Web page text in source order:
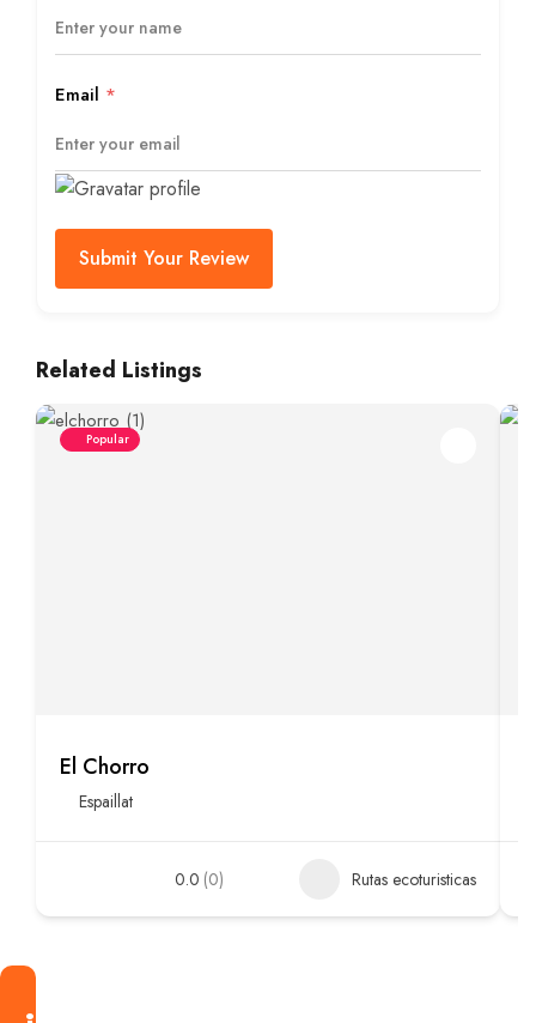
Email *
Submit Your Review
Related Listings
Popular
El Chorro
Espaillat
0.0 (0) Rutas ecoturisticas